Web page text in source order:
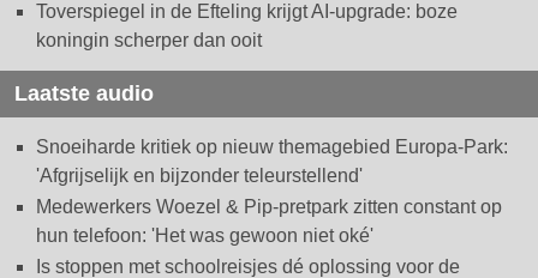
Toverspiegel in de Efteling krijgt AI-upgrade: boze
koningin scherper dan ooit
Laatste audio
Snoeiharde kritiek op nieuw themagebied Europa-Park:
'Afgrijselijk en bijzonder teleurstellend'
Medewerkers Woezel & Pip-pretpark zitten constant op
hun telefoon: 'Het was gewoon niet oké'
Is stoppen met schoolreisjes dé oplossing voor de